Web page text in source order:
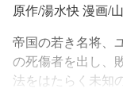
原作/湯水快 漫画/
帝国の若き名将、
の死傷者を出し、
法をはたらく未知